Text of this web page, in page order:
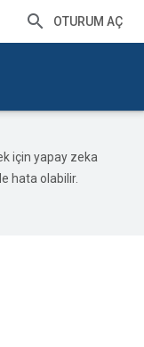
OTURUM AÇ
için yapay zeka
hata olabilir.